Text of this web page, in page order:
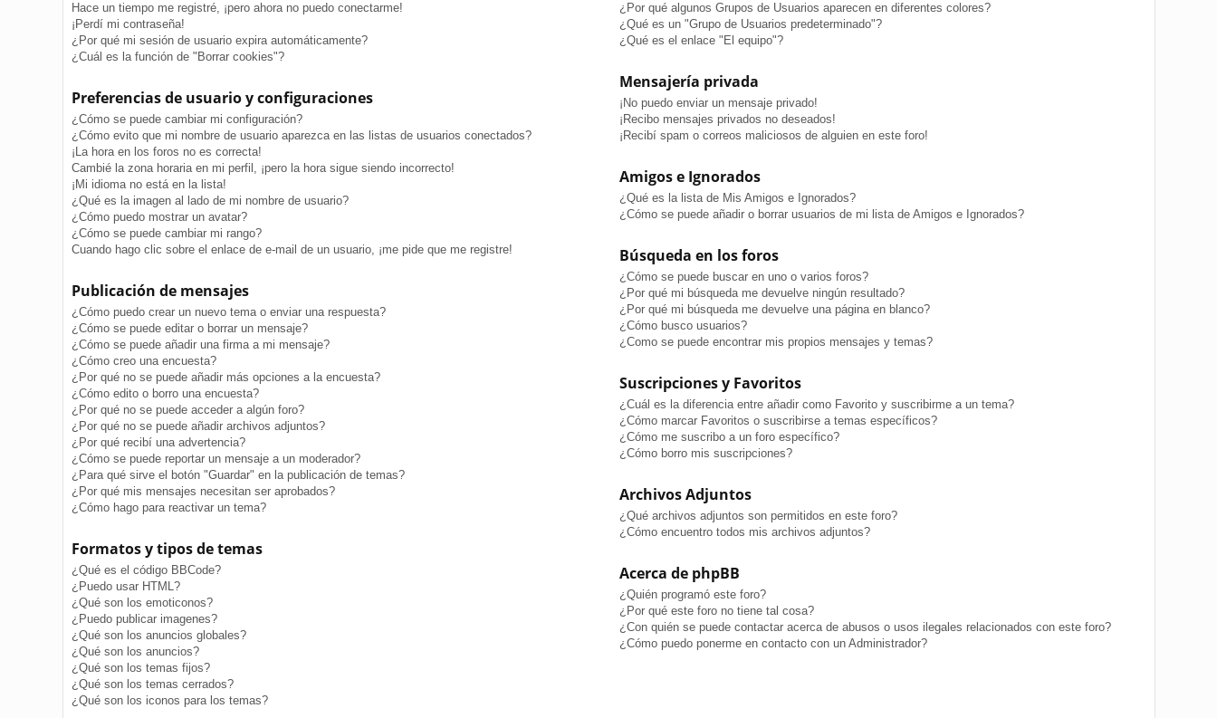
Hace un tiempo me registré, ¡pero ahora no puedo conectarme!
¡Perdí mi contraseña!
¿Por qué mi sesión de usuario expira automáticamente?
¿Cuál es la función de "Borrar cookies"?
Preferencias de usuario y configuraciones
¿Cómo se puede cambiar mi configuración?
¿Cómo evito que mi nombre de usuario aparezca en las listas de usuarios conectados?
¡La hora en los foros no es correcta!
Cambié la zona horaria en mi perfil, ¡pero la hora sigue siendo incorrecto!
¡Mi idioma no está en la lista!
¿Qué es la imagen al lado de mi nombre de usuario?
¿Cómo puedo mostrar un avatar?
¿Cómo se puede cambiar mi rango?
Cuando hago clic sobre el enlace de e-mail de un usuario, ¡me pide que me registre!
Publicación de mensajes
¿Cómo puedo crear un nuevo tema o enviar una respuesta?
¿Cómo se puede editar o borrar un mensaje?
¿Cómo se puede añadir una firma a mi mensaje?
¿Cómo creo una encuesta?
¿Por qué no se puede añadir más opciones a la encuesta?
¿Cómo edito o borro una encuesta?
¿Por qué no se puede acceder a algún foro?
¿Por qué no se puede añadir archivos adjuntos?
¿Por qué recibí una advertencia?
¿Cómo se puede reportar un mensaje a un moderador?
¿Para qué sirve el botón "Guardar" en la publicación de temas?
¿Por qué mis mensajes necesitan ser aprobados?
¿Cómo hago para reactivar un tema?
Formatos y tipos de temas
¿Qué es el código BBCode?
¿Puedo usar HTML?
¿Qué son los emoticonos?
¿Puedo publicar imagenes?
¿Qué son los anuncios globales?
¿Qué son los anuncios?
¿Qué son los temas fijos?
¿Qué son los temas cerrados?
¿Qué son los iconos para los temas?
¿Por qué algunos Grupos de Usuarios aparecen en diferentes colores?
¿Qué es un "Grupo de Usuarios predeterminado"?
¿Qué es el enlace "El equipo"?
Mensajería privada
¡No puedo enviar un mensaje privado!
¡Recibo mensajes privados no deseados!
¡Recibí spam o correos maliciosos de alguien en este foro!
Amigos e Ignorados
¿Qué es la lista de Mis Amigos e Ignorados?
¿Cómo se puede añadir o borrar usuarios de mi lista de Amigos e Ignorados?
Búsqueda en los foros
¿Cómo se puede buscar en uno o varios foros?
¿Por qué mi búsqueda me devuelve ningún resultado?
¿Por qué mi búsqueda me devuelve una página en blanco?
¿Cómo busco usuarios?
¿Como se puede encontrar mis propios mensajes y temas?
Suscripciones y Favoritos
¿Cuál es la diferencia entre añadir como Favorito y suscribirme a un tema?
¿Cómo marcar Favoritos o suscribirse a temas específicos?
¿Cómo me suscribo a un foro específico?
¿Cómo borro mis suscripciones?
Archivos Adjuntos
¿Qué archivos adjuntos son permitidos en este foro?
¿Cómo encuentro todos mis archivos adjuntos?
Acerca de phpBB
¿Quién programó este foro?
¿Por qué este foro no tiene tal cosa?
¿Con quién se puede contactar acerca de abusos o usos ilegales relacionados con este foro?
¿Cómo puedo ponerme en contacto con un Administrador?